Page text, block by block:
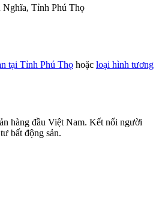
Tỉnh Phú Thọ
tại Tỉnh Phú Thọ hoặc loại hình tương
hàng đầu Việt Nam. Kết nối người
bất động sản.